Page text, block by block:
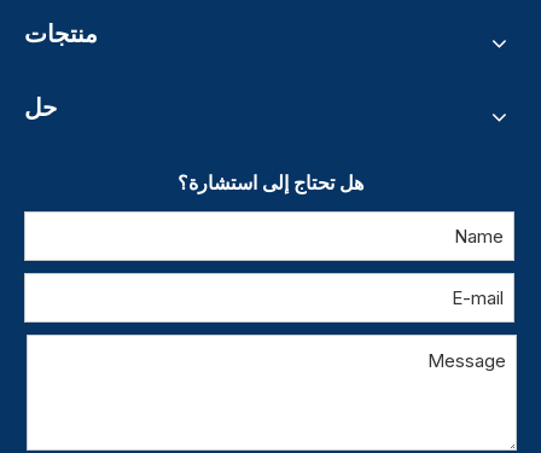
منتجات
حل
هل تحتاج إلى استشارة؟